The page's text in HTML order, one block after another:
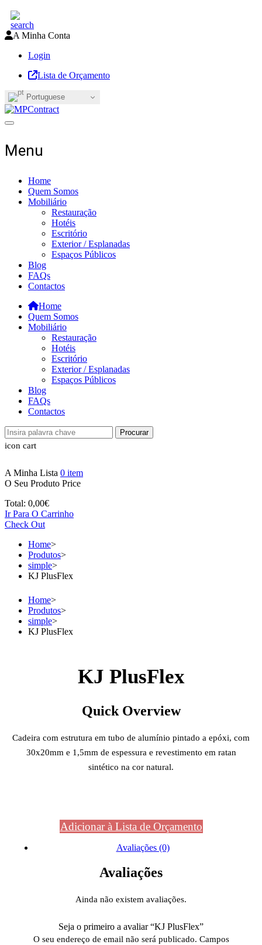
A Minha Conta
Login
Lista de Orçamento
Portuguese
Toggle navigation
Menu
Home
Quem Somos
Mobiliário
Restauração
Hotéis
Escritório
Exterior / Esplanadas
Espaços Públicos
Blog
FAQs
Contactos
Home
Quem Somos
Mobiliário
Restauração
Hotéis
Escritório
Exterior / Esplanadas
Espaços Públicos
Blog
FAQs
Contactos
Procurar
icon cart
A Minha Lista 0 item
O Seu Produto Price
Total: 0,00€
Ir Para O Carrinho
Check Out
Home>
Produtos>
simple>
KJ PlusFlex
Home>
Produtos>
simple>
KJ PlusFlex
KJ PlusFlex
Quick Overview
Cadeira com estrutura em tubo de alumínio pintado a epóxi, com
30x20mm e 1,5mm de espessura e revestimento em ratan
sintético na cor natural.
Adicionar à Lista de Orçamento
Avaliações (0)
Avaliações
Ainda não existem avaliações.
Seja o primeiro a avaliar “KJ PlusFlex”
O seu endereço de email não será publicado. Campos